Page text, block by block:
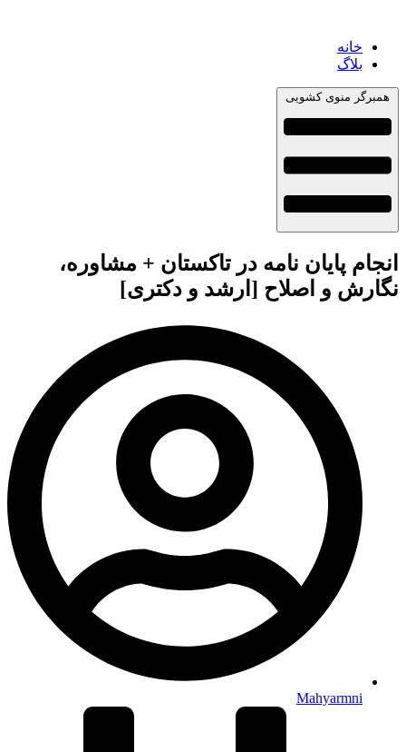
خانه
بلاگ
همبرگر منوی کشویی
انجام پایان نامه در تاکستان + مشاوره،
نگارش و اصلاح [ارشد و دکتری]
Mahyarmni